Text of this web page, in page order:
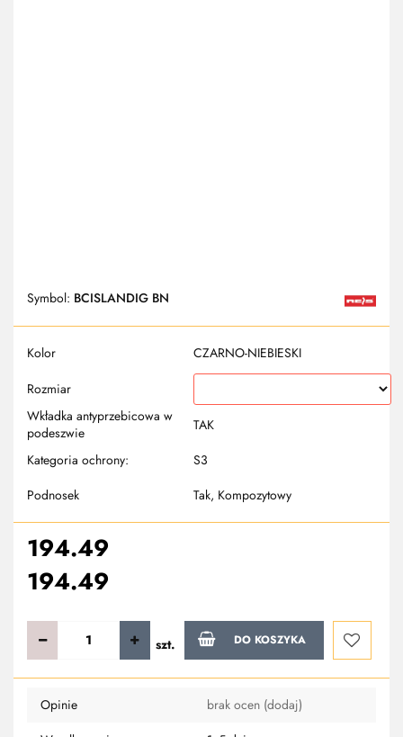
Symbol: BCISLANDIG BN
Kolor
CZARNO-NIEBIESKI
Rozmiar
Wkładka antyprzebicowa w
podeszwie
TAK
Kategoria ochrony:
S3
Podnosek
Tak, Kompozytowy
194.49
194.49
szt. DO KOSZYKA
Do
Opinie brak ocen (dodaj)